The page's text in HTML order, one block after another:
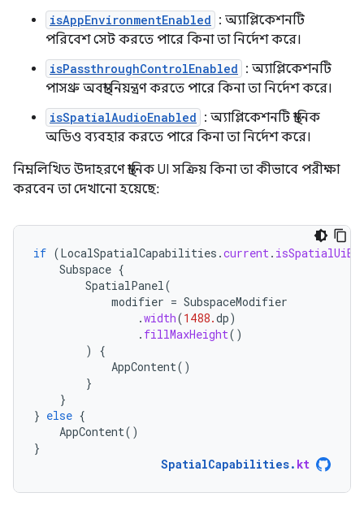
isAppEnvironmentEnabled : অ্যাপ্লিকেশনটি
পরিবেশ সেট করতে পারে কিনা তা নির্দেশ করে।
isPassthroughControlEnabled : অ্যাপ্লিকেশনটি
পাসথ্রু অবস্থা নিয়ন্ত্রণ করতে পারে কিনা তা নির্দেশ করে।
isSpatialAudioEnabled : অ্যাপ্লিকেশনটি স্থানিক
অডিও ব্যবহার করতে পারে কিনা তা নির্দেশ করে।
নিম্নলিখিত উদাহরণে স্থানিক UI সক্রিয় কিনা তা কীভাবে পরীক্ষা
করবেন তা দেখানো হয়েছে:
if (LocalSpatialCapabilities .current.
Subspace {
SpatialPanel(
modifier = SubspaceModifier
.width(1488.dp)
. fillMaxHeight()
)
{
AppContent()
}
}
} else {
AppContent()
}
SpatialCapabilities. kt